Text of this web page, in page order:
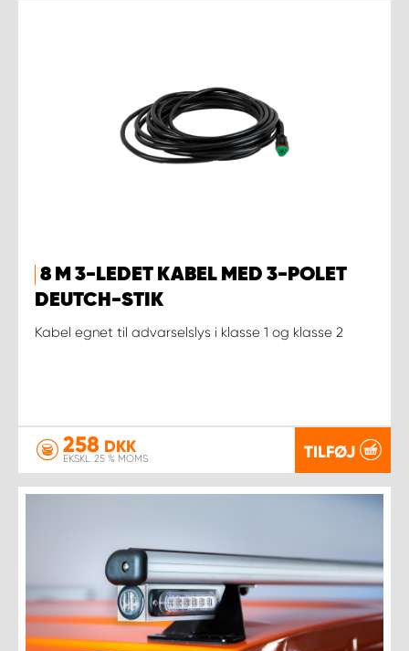
8 M 3-LEDET KABEL MED 3-POLET
DEUTCH-STIK
Kabel egnet til advarselslys i klasse 1 og klasse 2
258 DKK
EKSKL. 25 % MOMS TILFØJ